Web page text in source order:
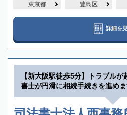
東京都 豊島区
詳細を
【新大阪駅徒歩5分】トラブル
書士が円滑に相続手続きを進め